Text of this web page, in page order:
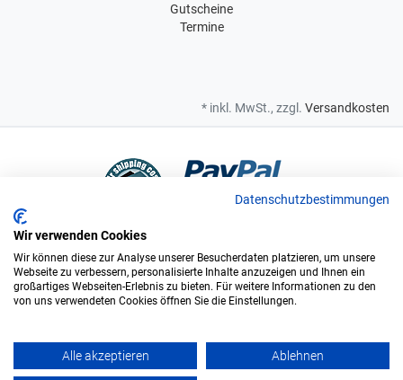
Gutscheine
Termine
* inkl. MwSt., zzgl. Versandkosten
Bei uns sind Sie in sicheren Händen
Vinopolis GmbH & Co. KG. © Alle Rechte vorbehalten. - ÖKO zertifiziert
Datenschutzbestimmungen
Wir verwenden Cookies
Wir können diese zur Analyse unserer Besucherdaten platzieren, um unsere
Webseite zu verbessern, personalisierte Inhalte anzuzeigen und Ihnen ein
großartiges Webseiten-Erlebnis zu bieten. Für weitere Informationen zu den
von uns verwendeten Cookies öffnen Sie die Einstellungen.
Alle akzeptieren Ablehnen